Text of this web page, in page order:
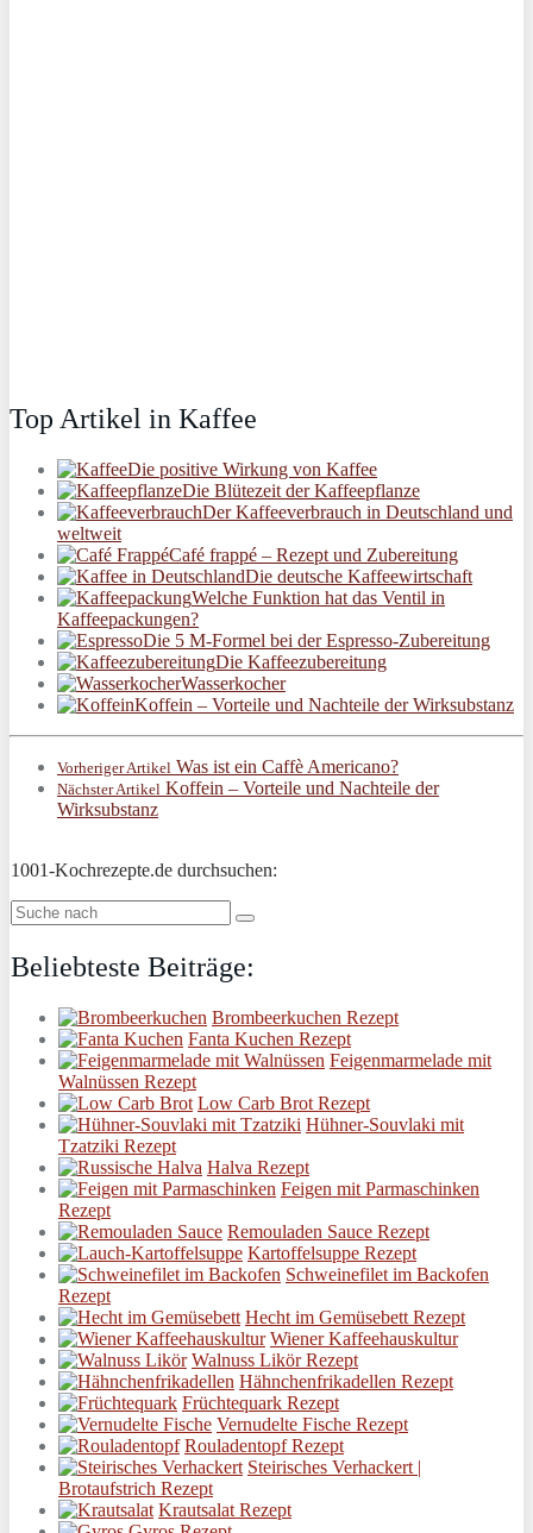
Top Artikel in Kaffee
Die positive Wirkung von Kaffee
Die Blütezeit der Kaffeepflanze
Der Kaffeeverbrauch in Deutschland und
weltweit
Café frappé – Rezept und Zubereitung
Die deutsche Kaffeewirtschaft
Welche Funktion hat das Ventil in
Kaffeepackungen?
Die 5 M-Formel bei der Espresso-Zubereitung
Die Kaffeezubereitung
Wasserkocher
Koffein – Vorteile und Nachteile der Wirksubstanz
Vorheriger Artikel Was ist ein Caffè Americano?
Nächster Artikel Koffein – Vorteile und Nachteile der
Wirksubstanz
1001-Kochrezepte.de durchsuchen:
Beliebteste Beiträge:
Brombeerkuchen Rezept
Fanta Kuchen Rezept
Feigenmarmelade mit
Walnüssen Rezept
Low Carb Brot Rezept
Hühner-Souvlaki mit
Tzatziki Rezept
Halva Rezept
Feigen mit Parmaschinken
Rezept
Remouladen Sauce Rezept
Kartoffelsuppe Rezept
Schweinefilet im Backofen
Rezept
Hecht im Gemüsebett Rezept
Wiener Kaffeehauskultur
Walnuss Likör Rezept
Hähnchenfrikadellen Rezept
Früchtequark Rezept
Vernudelte Fische Rezept
Rouladentopf Rezept
Steirisches Verhackert |
Brotaufstrich Rezept
Krautsalat Rezept